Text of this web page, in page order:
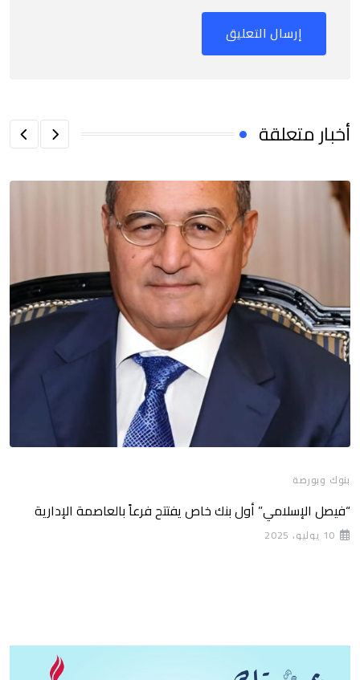
أخبار متعلقة
بنوك وبورصة
“فيصل الإسلامي” أول بنك خاص يفتتح فرعاً بالعاصمة الإدارية
10 يوليو، 2025